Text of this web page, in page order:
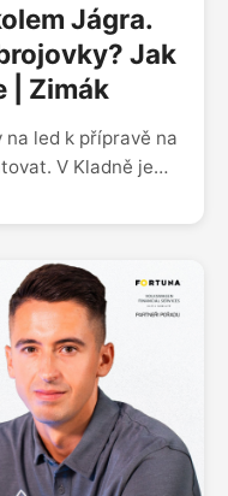
Jágra.
Jak
| Zimák
led k přípravě na
V Kladně je
Duda,
Trochu pepře do
(zejména
Libor
milionové měsíční
že jsou, pokud…
Dynama, kde se
Což znamená, že
porci minut a